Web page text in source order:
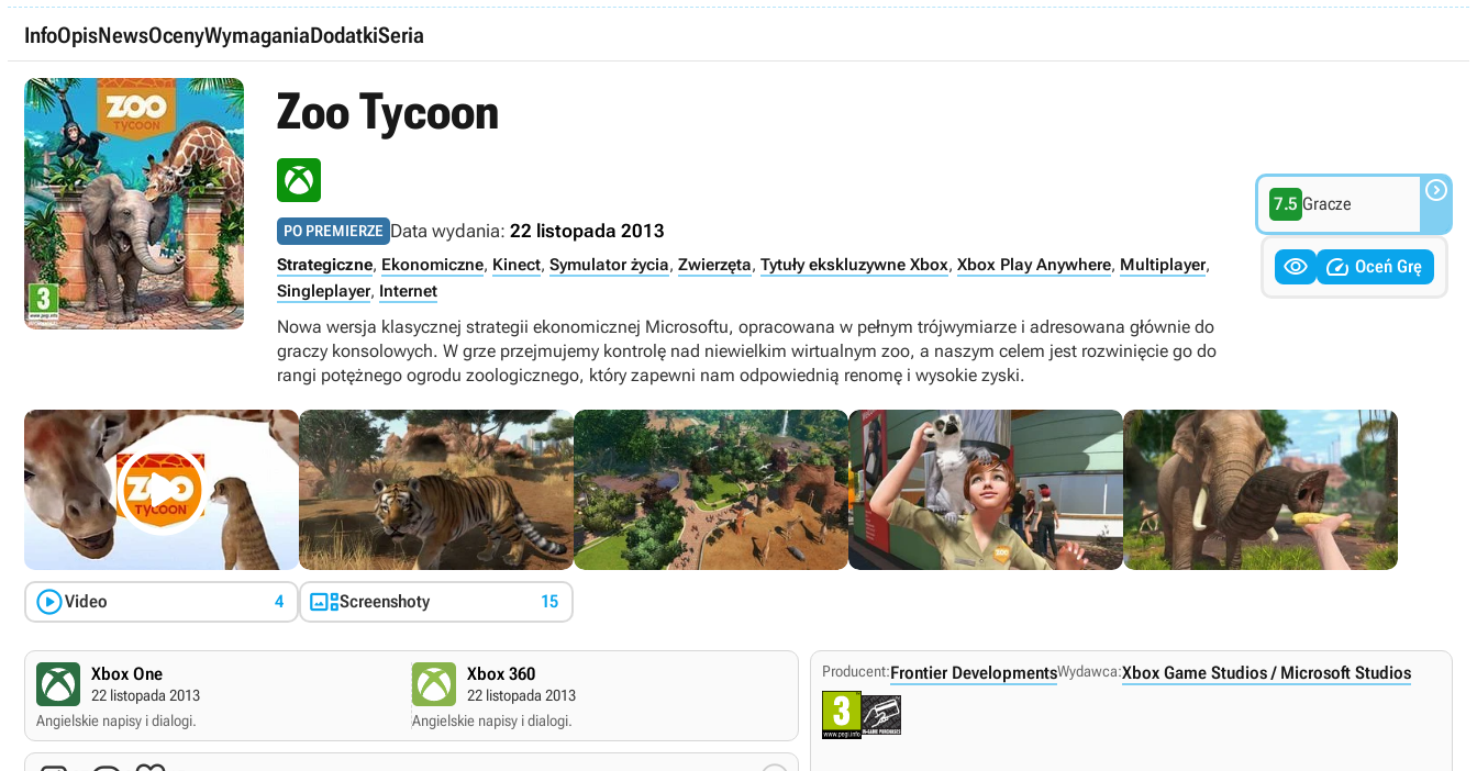
InfoOpisNewsOcenyWymaganiaDodatkiSeria
Zoo Tycoon
PO PREMIERZE Data wydania: 22 listopada 2013
Strategiczne, Ekonomiczne, Kinect, Symulator życia, Zwierzęta, Tytuły ekskluzywne Xbox, Xbox Play Anywhere, Multiplayer,
Singleplayer, Internet
Nowa wersja klasycznej strategii ekonomicznej Microsoftu, opracowana w pełnym trójwymiarze i adresowana głównie do
graczy konsolowych. W grze przejmujemy kontrolę nad niewielkim wirtualnym zoo, a naszym celem jest rozwinięcie go do
rangi potężnego ogrodu zoologicznego, który zapewni nam odpowiednią renomę i wysokie zyski.
7.5 Gracze 
  Oceń Grę

Video 4 Screenshoty 15
Xbox One
22 listopada 2013
Angielskie napisy i dialogi.
Xbox 360
22 listopada 2013
Angielskie napisy i dialogi.
Producent:Frontier DevelopmentsWydawca:Xbox Game Studios / Microsoft Studios